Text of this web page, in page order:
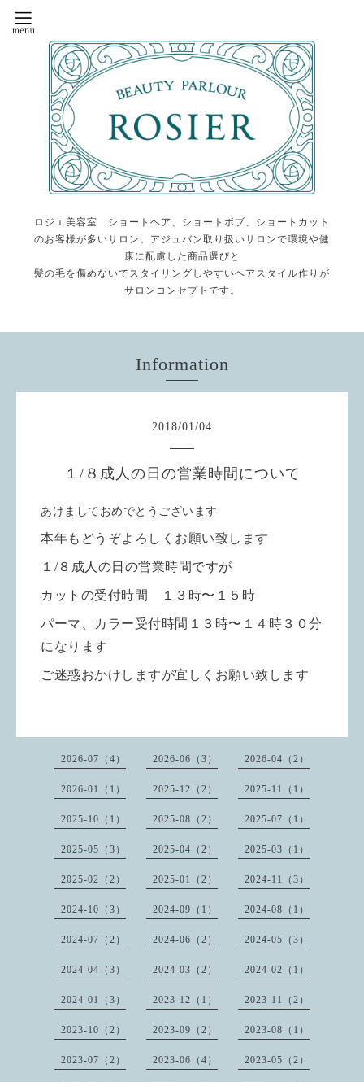
ロジエ美容室 ショートヘア、ショートボブ、ショートカット
のお客様が多いサロン。アジュバン取り扱いサロンで環境や健
康に配慮した商品選びと
髪の毛を傷めないでスタイリングしやすいヘアスタイル作りが
サロンコンセプトです。
Information
2018/01/04
１/８成人の日の営業時間について
あけましておめでとうございます
本年もどうぞよろしくお願い致します
１/８成人の日の営業時間ですが
カットの受付時間 １３時〜１５時
パーマ、カラー受付時間１３時〜１４時３０分
になります
ご迷惑おかけしますが宜しくお願い致します
2026-07（4） 2026-06（3） 2026-04（2）
2026-01（1） 2025-12（2） 2025-11（1）
2025-10（1） 2025-08（2） 2025-07（1）
2025-05（3） 2025-04（2） 2025-03（1）
2025-02（2） 2025-01（2） 2024-11（3）
2024-10（3） 2024-09（1） 2024-08（1）
2024-07（2） 2024-06（2） 2024-05（3）
2024-04（3） 2024-03（2） 2024-02（1）
2024-01（3） 2023-12（1） 2023-11（2）
2023-10（2） 2023-09（2） 2023-08（1）
2023-07（2） 2023-06（4） 2023-05（2）